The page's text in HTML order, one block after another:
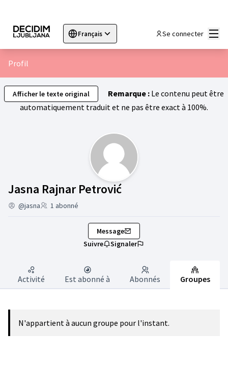
Français
Sprache wählen Choose languageChoisir la langue
Se connecter
Profil
Afficher le texte original Remarque : Le contenu peut être
automatiquement traduit et ne pas être exact à 100%.
Jasna Rajnar PetrovićGroupes (Jasna
@jasna 1 abonné
Message
Suivre
Signaler
Activité Est abonné à Abonnés Groupes
N'appartient à aucun groupe pour l'instant.